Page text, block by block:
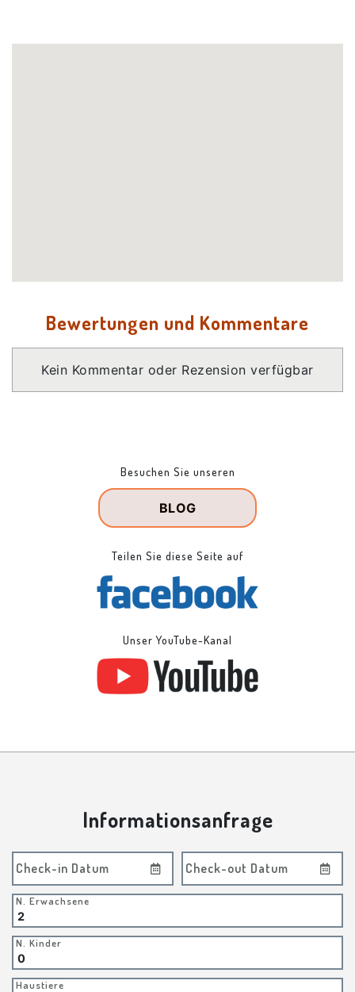
Bewertungen und Kommentare
Kein Kommentar oder Rezension verfügbar
Besuchen Sie unseren
BLOG
Teilen Sie diese Seite auf
Unser YouTube-Kanal
Informationsanfrage
Check-in Datum Check-out Datum
N. Erwachsene
N. Kinder
Haustiere